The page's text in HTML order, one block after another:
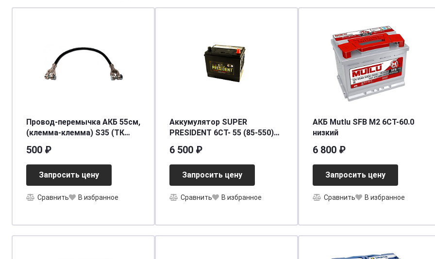
Провод-перемычка АКБ 55см,
(клемма-клемма) S35 (ТК
500 ₽
Запросить цену
Сравнить В избранное
Аккумулятор SUPER
PRESIDENT 6СТ- 55 (85-550)
6 500 ₽
Запросить цену
Сравнить В избранное
АКБ Mutlu SFB M2 6СТ-60.0
низкий
6 800 ₽
Запросить цену
Сравнить В избранное